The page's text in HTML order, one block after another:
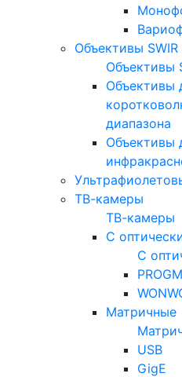
Объективы SWIR
Объективы
Объективы
диапазона
Объективы
ТВ-камеры
ТВ-камеры
С
С
Матричные
USB
GigE